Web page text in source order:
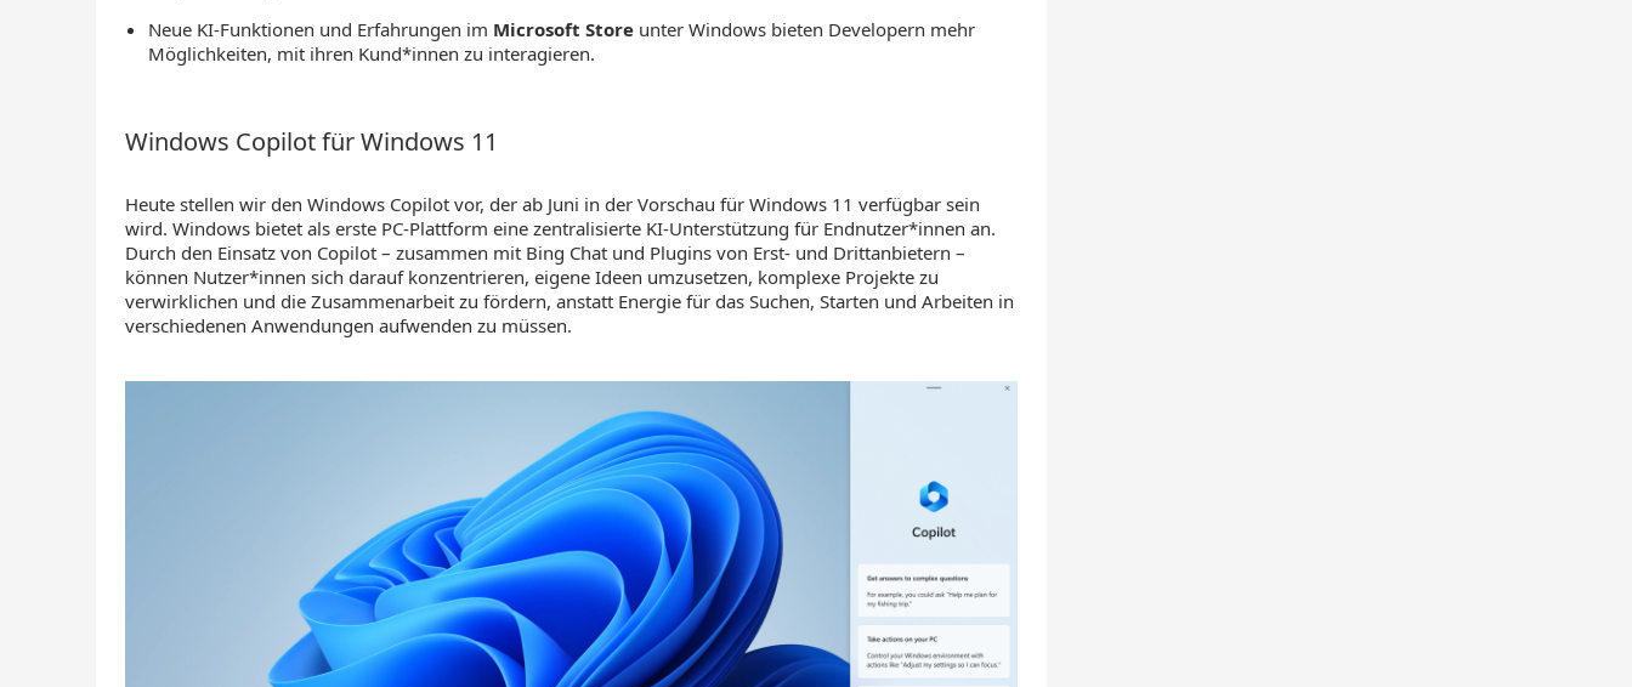
Neue KI-Funktionen und Erfahrungen im Microsoft Store unter Windows bieten Developern mehr
Möglichkeiten, mit ihren Kund*innen zu interagieren.
Windows Copilot für Windows 11
Heute stellen wir den Windows Copilot vor, der ab Juni in der Vorschau für Windows 11 verfügbar sein
wird. Windows bietet als erste PC-Plattform eine zentralisierte KI-Unterstützung für Endnutzer*innen an.
Durch den Einsatz von Copilot – zusammen mit Bing Chat und Plugins von Erst- und Drittanbietern –
können Nutzer*innen sich darauf konzentrieren, eigene Ideen umzusetzen, komplexe Projekte zu
verwirklichen und die Zusammenarbeit zu fördern, anstatt Energie für das Suchen, Starten und Arbeiten in
verschiedenen Anwendungen aufwenden zu müssen.